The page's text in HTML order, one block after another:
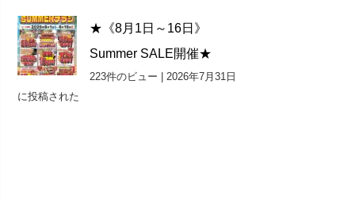
★《8月1日～16日》
Summer SALE開催★
223件のビュー
2026年7月31日
に投稿された